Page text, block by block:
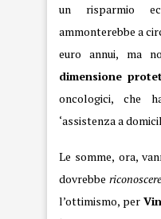
un risparmio
ammonterebbe a
euro annui, ma
dimensione
oncologici, che
‘assistenza a
Le somme, ora,
dovrebbe
l’ottimismo, per